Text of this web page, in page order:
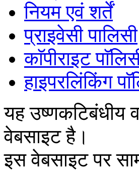
नियम एवं शर्तें
प्राइवेसी पालिसी
काॅपीराइट
हाइपरलिंकिंग
यह उष्णकटिबंधीय
वेबसाइट है।
इस वेबसाइट पर